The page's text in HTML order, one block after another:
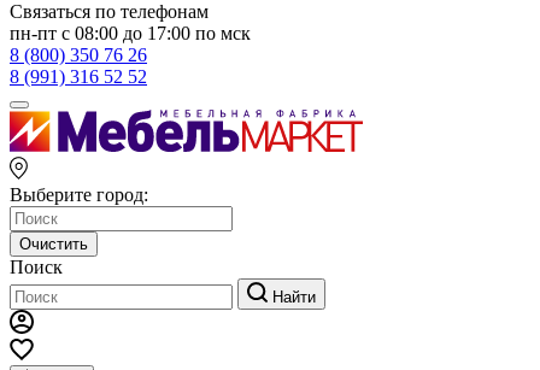
Связаться по телефонам
пн-пт с 08:00 до 17:00 по мск
8 (800) 350 76 26
8 (991) 316 52 52
Выберите город:
Очистить
Поиск
Найти